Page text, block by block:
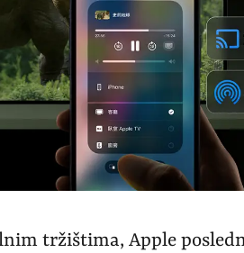
tržištima, Apple